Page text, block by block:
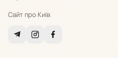
Сайт про Київ